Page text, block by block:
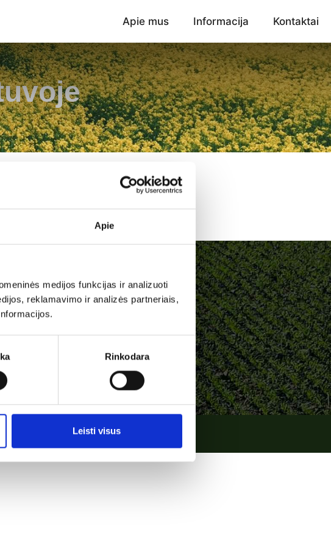
Apie
medijos funkcijas ir analizuoti
reklamavimo ir analizės partneriais,
Rinkodara
Leisti visus
Apie mus Informacija Kontaktai